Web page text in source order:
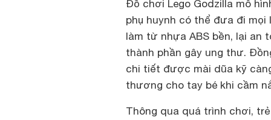
Đồ chơi Lego Godzilla mô
phụ huynh có thể đưa đi
làm từ nhựa ABS bền, lại an
thành phần gây ung thư.
chi tiết được mài dũa kỹ
thương cho tay bé khi cầm
Thông qua quá trình chơi,